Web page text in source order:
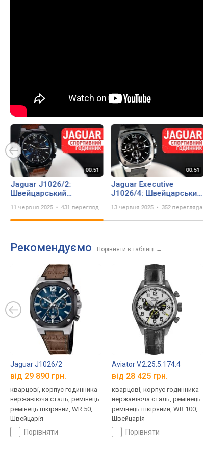
Jaguar J1026/2:
Швейцарський
Характером | Сапфір та
Чорний PVD | Короткий
11 червня 2025 431 перегляд
Jaguar Executive
J1026/4: Швейцарський
Характером | Black &
Steel | Короткий огляд
13 червня 2025 352 перегляда
Рекомендуємо Порівняти в таблиці →
Jaguar J1026/2
від 29 890 грн.
кварцові, корпус годинника
нержавіюча сталь, ремінець:
ремінець шкіряний, WR 50,
Швейцарія
порівняти
Aviator V.2.25.5.174.4
від 28 425 грн.
кварцові, корпус годинника
нержавіюча сталь, ремінець:
ремінець шкіряний, WR 100,
Швейцарія
порівняти